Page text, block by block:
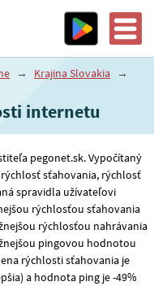
→ Krajina Slovakia →
internetu
pegonet.sk. Vypočítaný
sťahovania, rýchlosť
spravidla užívateľovi
rýchlosťou sťahovania
rýchlosťou nahrávania
pingovou hodnotou
rýchlosti sťahovania je
a hodnota ping je -49%